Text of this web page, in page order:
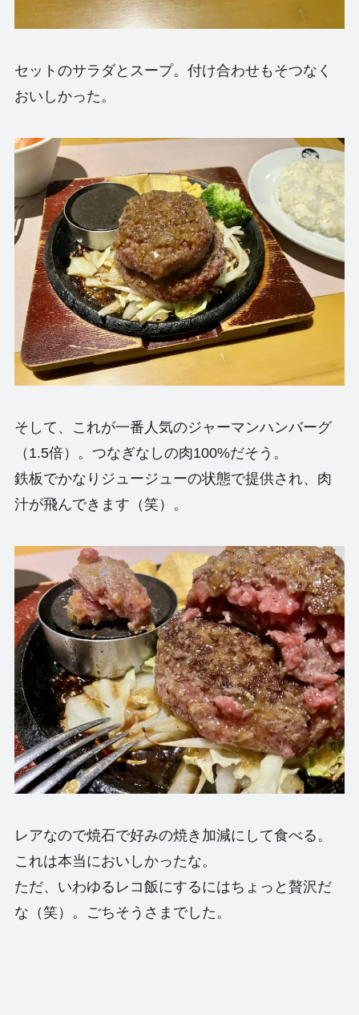
セットのサラダとスープ。付け合わせもそつなく
おいしかった。
そして、これが一番人気のジャーマンハンバーグ
（1.5倍）。つなぎなしの肉100%だそう。
鉄板でかなりジュージューの状態で提供され、肉
汁が飛んできます（笑）。
レアなので焼石で好みの焼き加減にして食べる。
これは本当においしかったな。
ただ、いわゆるレコ飯にするにはちょっと贅沢だ
な（笑）。ごちそうさまでした。